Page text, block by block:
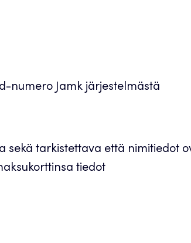
numero Jamk järjestelmästä
sekä tarkistettava että nimitiedot
tiedot